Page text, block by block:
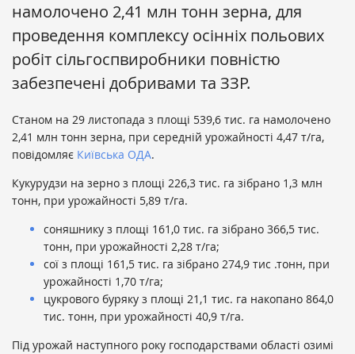
намолочено 2,41 млн тонн зерна, для
проведення комплексу осінніх польових
робіт сільгоспвиробники повністю
забезпечені добривами та ЗЗР.
Станом на 29 листопада з площі 539,6 тис. га намолочено
2,41 млн тонн зерна, при середній урожайності 4,47 т/га,
повідомляє Київська ОДА.
Кукурудзи на зерно з площі 226,3 тис. га зібрано 1,3 млн
тонн, при урожайності 5,89 т/га.
соняшнику з площі 161,0 тис. га зібрано 366,5 тис.
тонн, при урожайності 2,28 т/га;
сої з площі 161,5 тис. га зібрано 274,9 тис .тонн, при
урожайності 1,70 т/га;
цукрового буряку з площі 21,1 тис. га накопано 864,0
тис. тонн, при урожайності 40,9 т/га.
Під урожай наступного року господарствами області озимі